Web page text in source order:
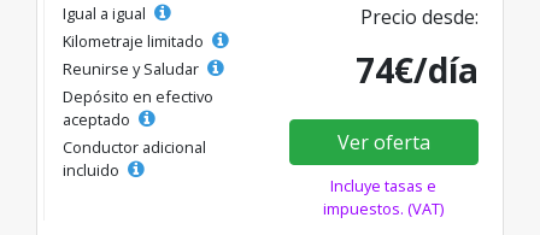
Igual a igual
Kilometraje limitado
Reunirse y Saludar
Depósito en efectivo
aceptado
Conductor adicional
incluido
Precio desde:
74€/día
Ver oferta
Incluye tasas e
impuestos. (VAT)